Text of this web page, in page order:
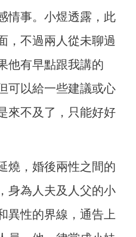
情事。小煜透露，此
，不過兩人從未聊過
他有早點跟我講的
可以給一些建議或心
來不及了，只能好好
燒，婚後兩性之間的
身為人夫及人父的小
異性的界線，通告上